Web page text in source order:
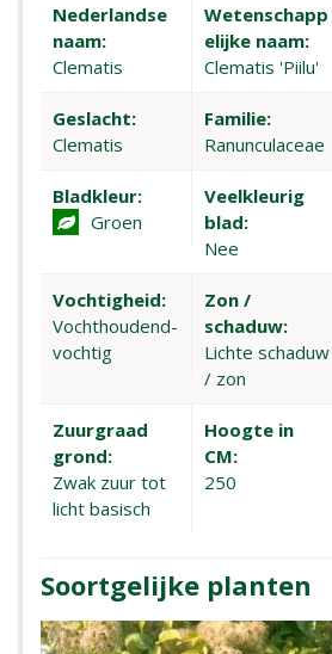
Nederlandse
naam:
Clematis
Wetenschapp
elijke naam:
Clematis 'Piilu'
Geslacht:
Clematis
Familie:
Ranunculaceae
Bladkleur:
Groen
Veelkleurig
blad:
Nee
Vochtigheid:
Vochthoudend-
vochtig
Zon /
schaduw:
Lichte schaduw
/ zon
Zuurgraad
grond:
Zwak zuur tot
licht basisch
Hoogte in
CM:
250
Soortgelijke planten